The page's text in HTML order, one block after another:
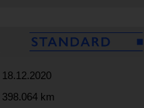
18.12.2020
398.064 km